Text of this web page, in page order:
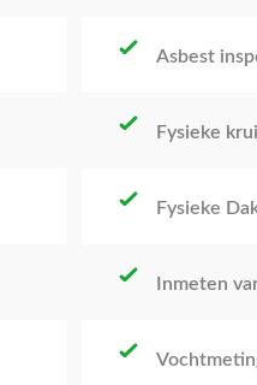
Asbest
Fysieke
Fysieke
Inmeten